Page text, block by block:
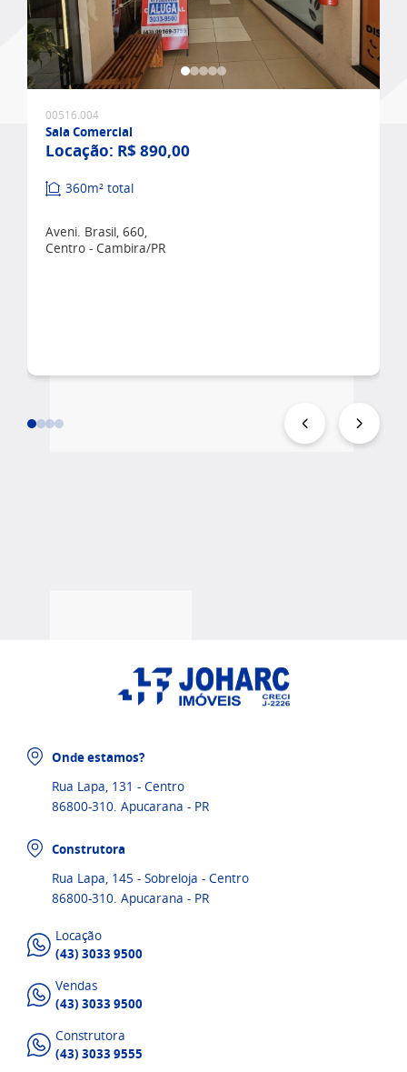
Favoritar
00516.004
Sala Comercial
Locação: R$ 890,00
360m² total
Aveni. Brasil, 660,
Centro - Cambira/PR
Onde estamos?
Rua Lapa, 131 - Centro
86800-310. Apucarana - PR
Construtora
Rua Lapa, 145 - Sobreloja - Centro
86800-310. Apucarana - PR
Locação
(43) 3033 9500
Vendas
(43) 3033 9500
Construtora
(43) 3033 9555